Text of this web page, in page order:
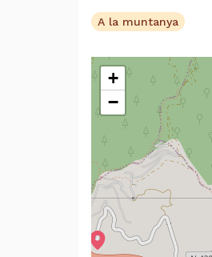
A la muntanya
+
−